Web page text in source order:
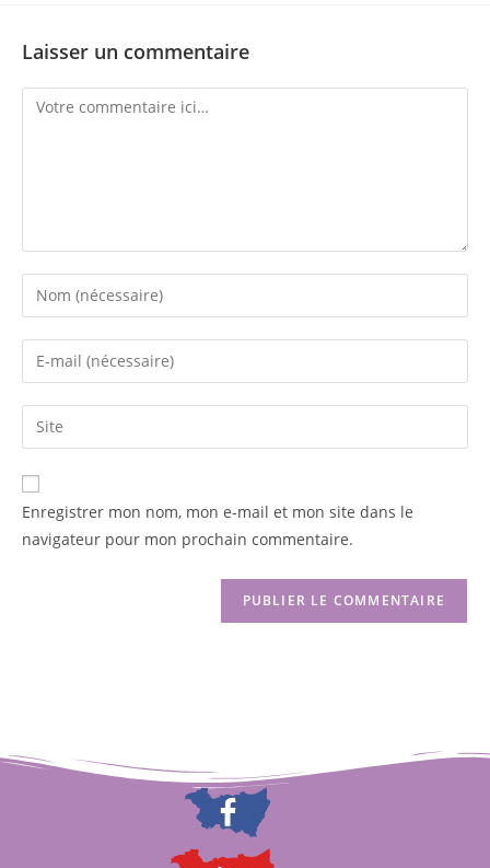
Laisser un commentaire
Enregistrer mon nom, mon e-mail et mon site dans le
navigateur pour mon prochain commentaire.